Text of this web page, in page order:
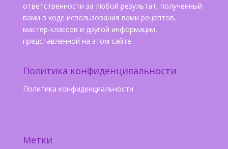
ответственности за любой результат, полученный
вами в ходе использования вами рецептов,
мастер-классов и другой информации,
представленной на этом сайте.
Политика конфиденцияальности
Политика конфиденциальности
Метки